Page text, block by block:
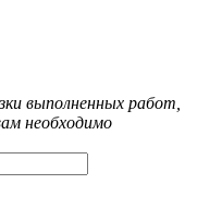
выполненных работ,
необходимо